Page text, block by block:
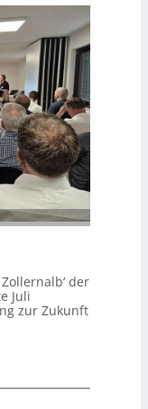
der
Juli
zur Zukunft